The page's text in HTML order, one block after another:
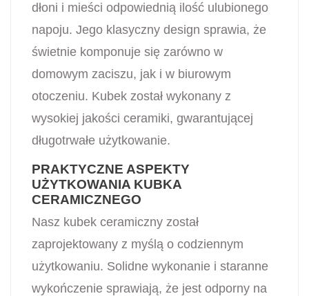
dłoni i mieści odpowiednią ilość ulubionego
napoju. Jego klasyczny design sprawia, że
świetnie komponuje się zarówno w
domowym zaciszu, jak i w biurowym
otoczeniu. Kubek został wykonany z
wysokiej jakości ceramiki, gwarantującej
długotrwałe użytkowanie.
PRAKTYCZNE ASPEKTY
UŻYTKOWANIA KUBKA
CERAMICZNEGO
Nasz kubek ceramiczny został
zaprojektowany z myślą o codziennym
użytkowaniu. Solidne wykonanie i staranne
wykończenie sprawiają, że jest odporny na